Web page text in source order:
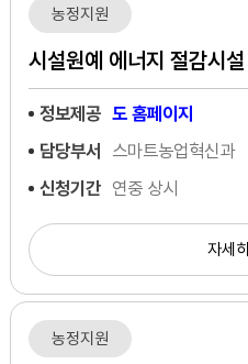
농정지원
시설원예 에너지 절감시
정보제공 도 홈페이지
담당부서
스마트농업혁신과
신청기간 연중 상시
자세
농정지원